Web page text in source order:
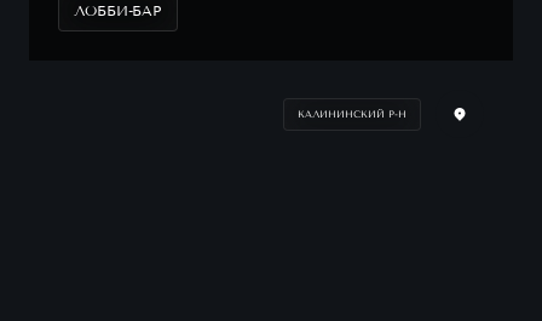
ЛОББИ-БАР
КАЛИНИНСКИЙ Р-Н